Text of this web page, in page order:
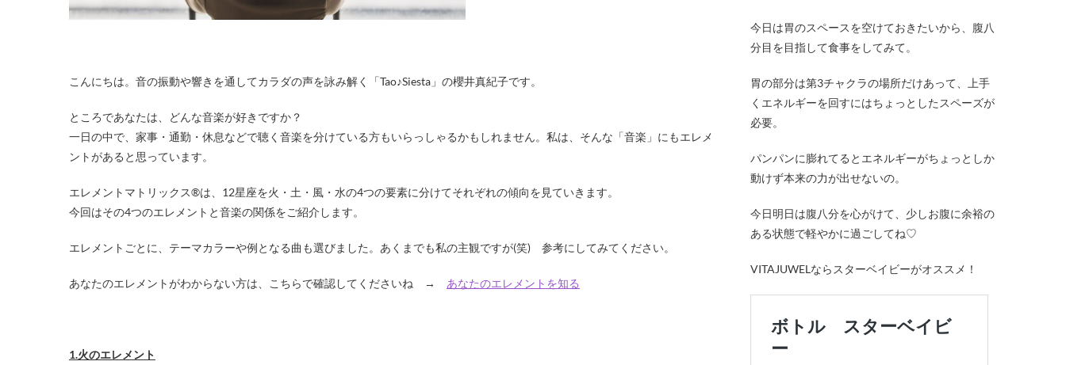
こんにちは。音の振動や響きを通してカラダの声を詠み解く「Tao♪Siesta」の櫻井真紀子です。
ところであなたは、どんな音楽が好きですか？
一日の中で、家事・通勤・休息などで聴く音楽を分けている方もいらっしゃるかもしれません。私は、そんな「音楽」にもエレメ
ントがあると思っています。
エレメントマトリックス®は、12星座を火・土・風・水の4つの要素に分けてそれぞれの傾向を見ていきます。
今回はその4つのエレメントと音楽の関係をご紹介します。
エレメントごとに、テーマカラーや例となる曲も選びました。あくまでも私の主観ですが(笑) 参考にしてみてください。
あなたのエレメントがわからない方は、こちらで確認してくださいね → あなたのエレメントを知る
1.火のエレメント
今日は胃のスペースを空けておきたいから、腹八
分目を目指して食事をしてみて。
胃の部分は第3チャクラの場所だけあって、上手
くエネルギーを回すにはちょっとしたスペーズが
必要。
パンパンに膨れてるとエネルギーがちょっとしか
動けず本来の力が出せないの。
今日明日は腹八分を心がけて、少しお腹に余裕の
ある状態で軽やかに過ごしてね♡
VITAJUWELならスターベイビーがオススメ！